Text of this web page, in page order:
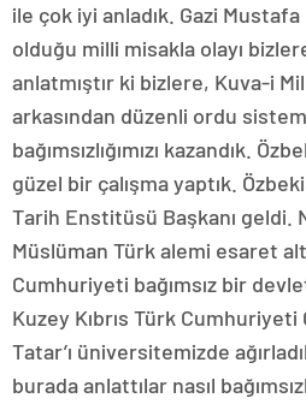
ile çok iyi anladık. Gazi
olduğu milli misakla olayı
anlatmıştır ki bizlere, Kuva-i
arkasından düzenli ordu
bağımsızlığımızı kazandık.
güzel bir çalışma yaptık.
Tarih Enstitüsü Başkanı geldi.
Müslüman Türk alemi esaret
Cumhuriyeti bağımsız bir
Kuzey Kıbrıs Türk
Tatar’ı üniversitemizde
burada anlattılar nasıl